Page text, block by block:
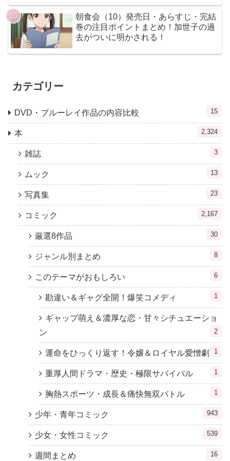
朝食会（10）発売日・あらすじ・完結
巻の注目ポイントまとめ！加世子の過
去がついに明かされる！
カテゴリー
DVD・ブルーレイ作品の内容比較 15
本 2,324
雑誌 3
ムック 13
写真集 23
コミック 2,167
厳選8作品 30
ジャンル別まとめ 8
このテーマがおもしろい 6
勘違い＆ギャグ全開！爆笑コメディ 1
ギャップ萌え＆濃厚な恋・甘々シチュエーショ
ン
2
運命をひっくり返す！令嬢＆ロイヤル愛憎劇 1
重厚人間ドラマ・歴史・極限サバイバル 1
胸熱スポーツ・成長＆痛快無双バトル 1
少年・青年コミック 943
少女・女性コミック 539
週間まとめ 16